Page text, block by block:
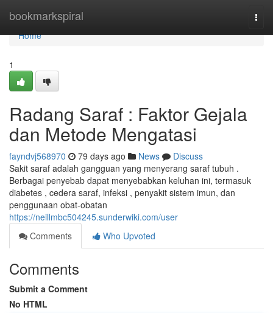
bookmarkspiral
Home
Home
1
Radang Saraf : Faktor Gejala
dan Metode Mengatasi
fayndvj568970 79 days ago News
Discuss
Sakit saraf adalah gangguan yang menyerang saraf tubuh .
Berbagai penyebab dapat menyebabkan keluhan ini, termasuk
diabetes , cedera saraf, infeksi , penyakit sistem imun, dan
penggunaan obat-obatan
https://neillmbc504245.sunderwiki.com/user
Comments
Who Upvoted
Comments
Submit a Comment
No HTML